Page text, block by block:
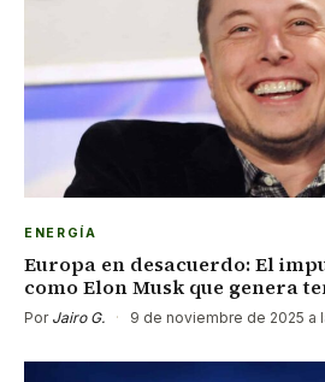
ENERGÍA
Europa en desacuerdo: El
como Elon Musk que genera
Por Jairo G. · 9 de noviembre de 2025 a